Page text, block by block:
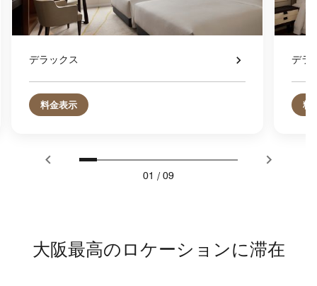
デラックス
料金表示
デラ
料
01 / 09
大阪最高のロケーションに滞在